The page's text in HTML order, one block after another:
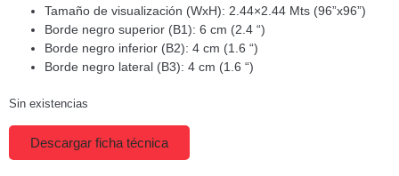
Tamaño de visualización (WxH): 2.44×2.44 Mts (96”x96”)
Borde negro superior (B1): 6 cm (2.4 “)
Borde negro inferior (B2): 4 cm (1.6 “)
Borde negro lateral (B3): 4 cm (1.6 “)
Sin existencias
Descargar ficha técnica